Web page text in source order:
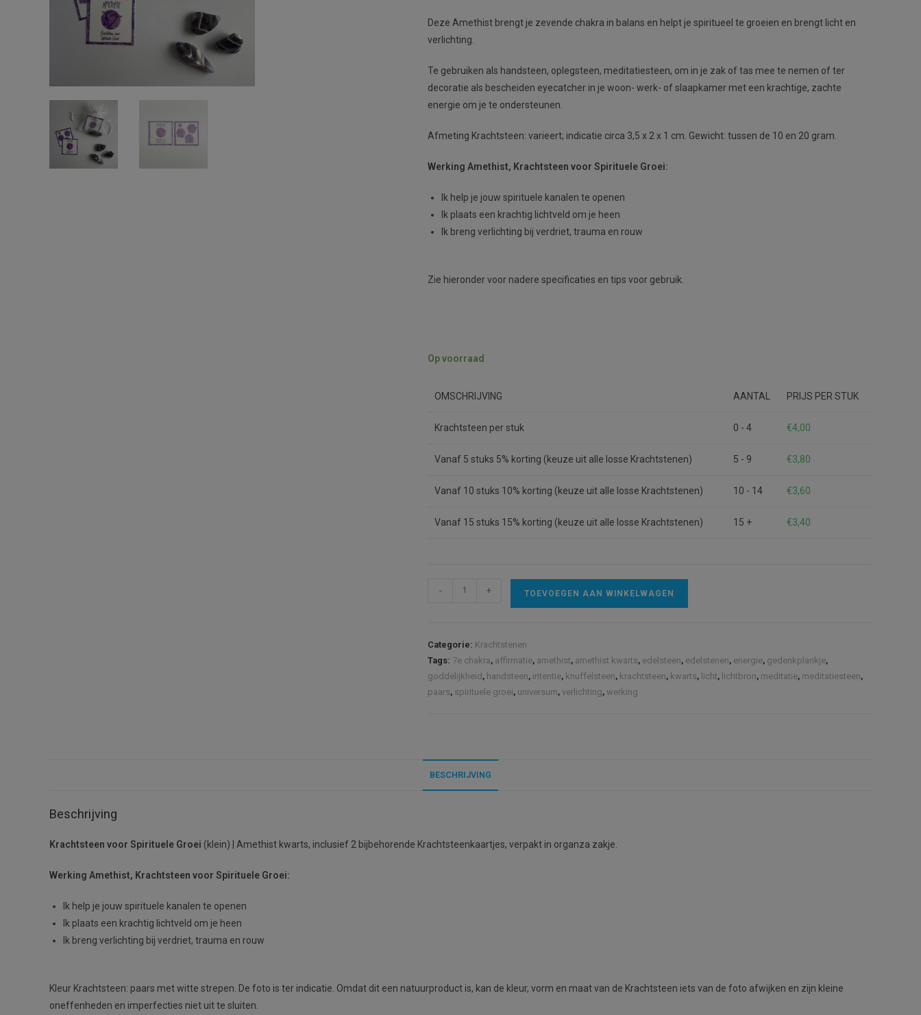
Deze Amethist brengt je zevende chakra in balans en helpt je spiritueel te groeien en brengt licht en
verlichting.
Te gebruiken als handsteen, oplegsteen, meditatiesteen, om in je zak of tas mee te nemen of ter
decoratie als bescheiden eyecatcher in je woon- werk- of slaapkamer met een krachtige, zachte
energie om je te ondersteunen.
Afmeting Krachtsteen: varieert; indicatie circa 3,5 x 2 x 1 cm. Gewicht: tussen de 10 en 20 gram.
Werking Amethist, Krachtsteen voor Spirituele Groei:
Ik help je jouw spirituele kanalen te openen
Ik plaats een krachtig lichtveld om je heen
Ik breng verlichting bij verdriet, trauma en rouw
Zie hieronder voor nadere specificaties en tips voor gebruik.
Op voorraad
OMSCHRIJVING AANTAL PRIJS PER STUK
Krachtsteen per stuk 0 - 4 €4,00
Vanaf 5 stuks 5% korting (keuze uit alle losse Krachtstenen) 5 - 9 €3,80
Vanaf 10 stuks 10% korting (keuze uit alle losse Krachtstenen) 10 - 14 €3,60
Vanaf 15 stuks 15% korting (keuze uit alle losse Krachtstenen) 15 + €3,40
Krachtsteen
Amethist
- + TOEVOEGEN AAN WINKELWAGEN
n
Categorie: Krachtstenen
Tags: 7e chakra, affirmatie, amethist, amethist kwarts, edelsteen, edelstenen, energie, gedenkplankje,
goddelijkheid, handsteen, intentie, knuffelsteen, krachtsteen, kwarts, licht, lichtbron, meditatie, meditatiesteen,
paars, spirituele groei, universum, verlichting, werking
BESCHRIJVING
Beschrijving
Krachtsteen voor Spirituele Groei (klein) | Amethist kwarts, inclusief 2 bijbehorende Krachtsteenkaartjes, verpakt in organza zakje.
Werking Amethist, Krachtsteen voor Spirituele Groei:
Ik help je jouw spirituele kanalen te openen
Ik plaats een krachtig lichtveld om je heen
Ik breng verlichting bij verdriet, trauma en rouw
Kleur Krachtsteen: paars met witte strepen. De foto is ter indicatie. Omdat dit een natuurproduct is, kan de kleur, vorm en maat van de Krachtsteen iets van de foto afwijken en zijn kleine
oneffenheden en imperfecties niet uit te sluiten.